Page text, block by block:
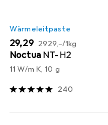
Wärmeleitpaste
EUR
29,29 EUR
2929,–/1kg
Noctua NT-H2
11 W/m K, 10 g
240